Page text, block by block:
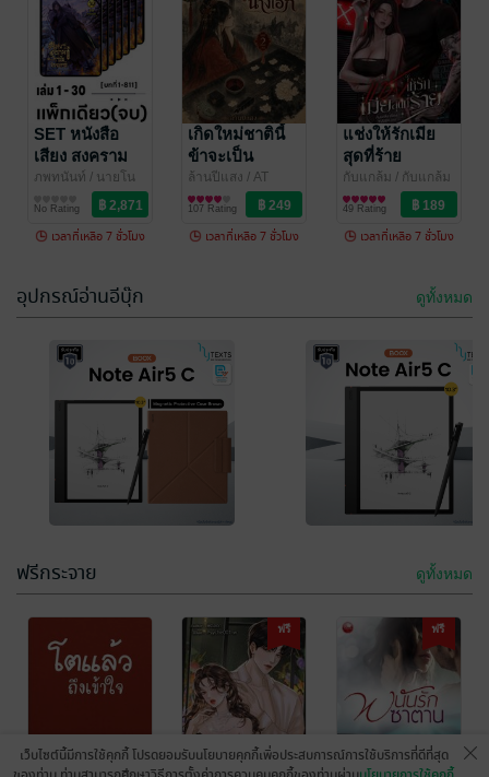
SET หนังสือ
เสียง สงคราม
ราชันย์
จักรพรรดิ เล่ม
1-30 (จบ)
ภพทนันท์ / นายโน
นิยายแฟนตาซี
No Rating
เวลาที่เหลือ 7 ชั่วโมง
เกิดใหม่ชาตินี้
ข้าจะเป็น
นางเอก เล่ม 2
(จบ )
ล้านปีแสง / AT
NOVEL
นิยายรักจีนโบราณ
107 Rating
เวลาที่เหลือ 7 ชั่วโมง
แช่งให้รักเมีย
สุดที่ร้าย
กับแกล้ม / กับแกล้ม
ม
นิยายรัก
49 Rating
เวลาที่เหลือ 7 ชั่วโมง
-45%
ข้าคือสตรีใน
เงื้อมมืออ๋อง
ปีศาจ (จบ)
หลิงเฟยหยา
นิยายรักจีนโบราณ
ในวันที่สามีได้ดี
ลูกหนีจาก 他飞
黄腾达后，我
อี้ซิน/ NSK Books
นิยายรักจีนโบราณ
อุปกรณ์อ่านอีบุ๊ก ดูทั้งหมด
ฟรีกระจาย ดูทั้งหมด
ฟรี ฟรี
เว็บไซต์นี้มีการใช้คุกกี้ โปรดยอมรับนโยบายคุกกี้เพื่อประสบการณ์การใช้บริการที่ดีที่สุด